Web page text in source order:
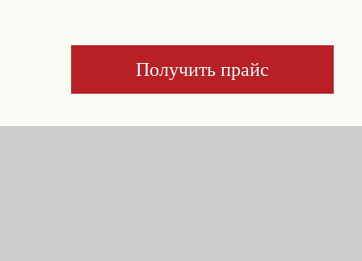
Получить прайс